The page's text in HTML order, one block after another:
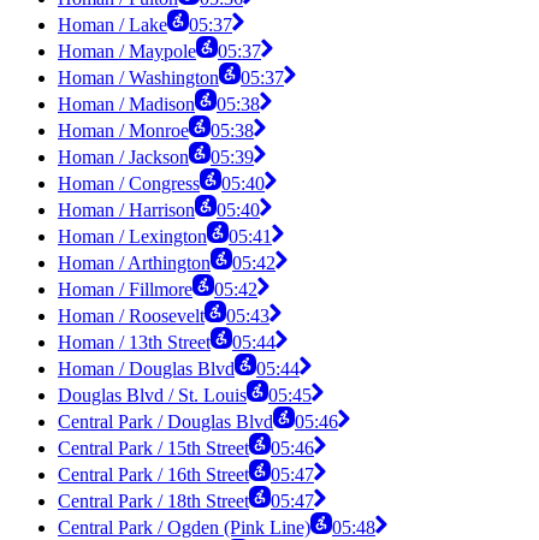
Homan / Lake
05:37
Homan / Maypole
05:37
Homan / Washington
05:37
Homan / Madison
05:38
Homan / Monroe
05:38
Homan / Jackson
05:39
Homan / Congress
05:40
Homan / Harrison
05:40
Homan / Lexington
05:41
Homan / Arthington
05:42
Homan / Fillmore
05:42
Homan / Roosevelt
05:43
Homan / 13th Street
05:44
Homan / Douglas Blvd
05:44
Douglas Blvd / St. Louis
05:45
Central Park / Douglas Blvd
05:46
Central Park / 15th Street
05:46
Central Park / 16th Street
05:47
Central Park / 18th Street
05:47
Central Park / Ogden (Pink Line)
05:48